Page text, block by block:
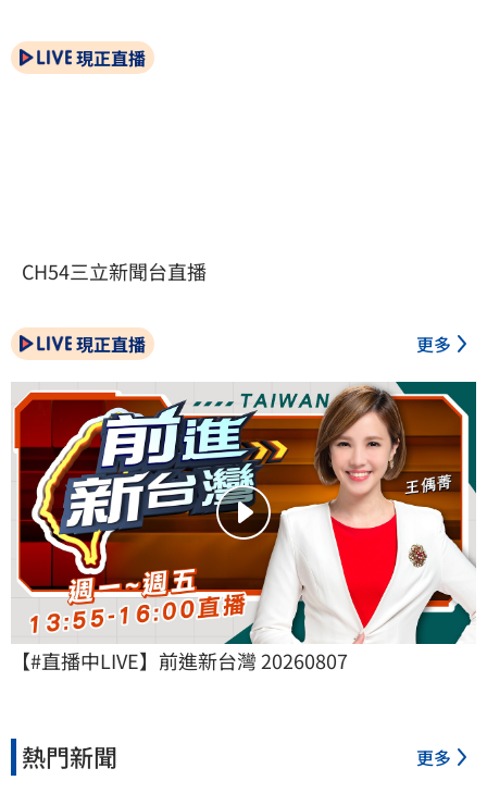
現正直播
CH54三立新聞台直播
現正直播 更多
【#直播中LIVE】前進新台灣 20260807
熱門新聞 更多